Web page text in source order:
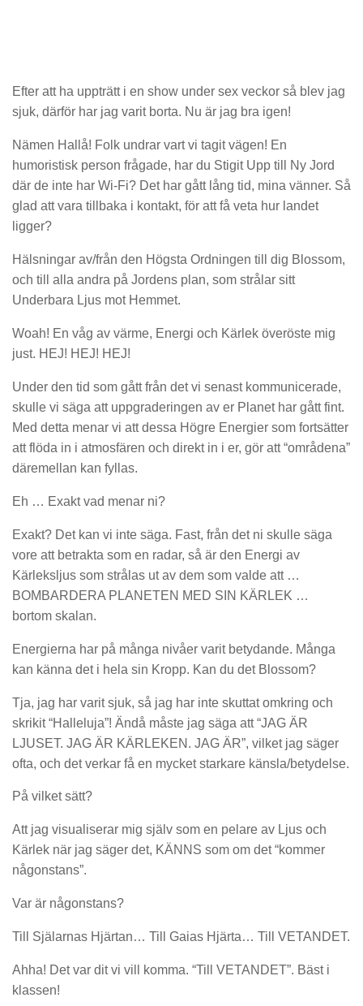
Efter att ha uppträtt i en show under sex veckor så blev jag
sjuk, därför har jag varit borta. Nu är jag bra igen!
Nämen Hallå! Folk undrar vart vi tagit vägen! En
humoristisk person frågade, har du Stigit Upp till Ny Jord
där de inte har Wi-Fi? Det har gått lång tid, mina vänner. Så
glad att vara tillbaka i kontakt, för att få veta hur landet
ligger?
Hälsningar av/från den Högsta Ordningen till dig Blossom,
och till alla andra på Jordens plan, som strålar sitt
Underbara Ljus mot Hemmet.
Woah! En våg av värme, Energi och Kärlek överöste mig
just. HEJ! HEJ! HEJ!
Under den tid som gått från det vi senast kommunicerade,
skulle vi säga att uppgraderingen av er Planet har gått fint.
Med detta menar vi att dessa Högre Energier som fortsätter
att flöda in i atmosfären och direkt in i er, gör att “områdena”
däremellan kan fyllas.
Eh … Exakt vad menar ni?
Exakt? Det kan vi inte säga. Fast, från det ni skulle säga
vore att betrakta som en radar, så är den Energi av
Kärleksljus som strålas ut av dem som valde att …
BOMBARDERA PLANETEN MED SIN KÄRLEK …
bortom skalan.
Energierna har på många nivåer varit betydande. Många
kan känna det i hela sin Kropp. Kan du det Blossom?
Tja, jag har varit sjuk, så jag har inte skuttat omkring och
skrikit “Halleluja”! Ändå måste jag säga att “JAG ÄR
LJUSET. JAG ÄR KÄRLEKEN. JAG ÄR”, vilket jag säger
ofta, och det verkar få en mycket starkare känsla/betydelse.
På vilket sätt?
Att jag visualiserar mig själv som en pelare av Ljus och
Kärlek när jag säger det, KÄNNS som om det “kommer
någonstans”.
Var är någonstans?
Till Själarnas Hjärtan… Till Gaias Hjärta… Till VETANDET.
Ahha! Det var dit vi vill komma. “Till VETANDET”. Bäst i
klassen!